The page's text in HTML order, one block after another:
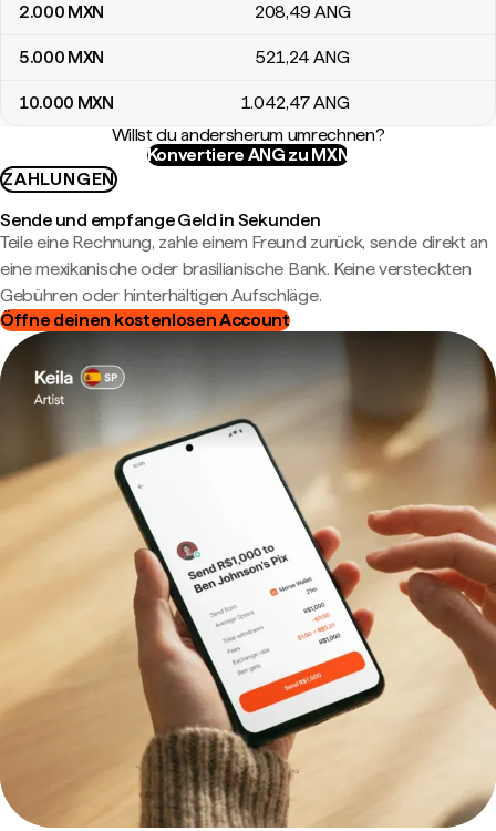
2.000 MXN 208,49 ANG
5.000 MXN 521,24 ANG
10.000 MXN 1.042,47ANG
Willst du andersherum umrechnen?
Konvertiere ANG zu MXN
ZAHLUNGEN
Sende und empfange Geld in Sekunden
Teile eine Rechnung, zahle einem Freund zurück, sende direkt an
eine mexikanische oder brasilianische Bank. Keine versteckten
Gebühren oder hinterhältigen Aufschläge.
Öffne deinen kostenlosen Account